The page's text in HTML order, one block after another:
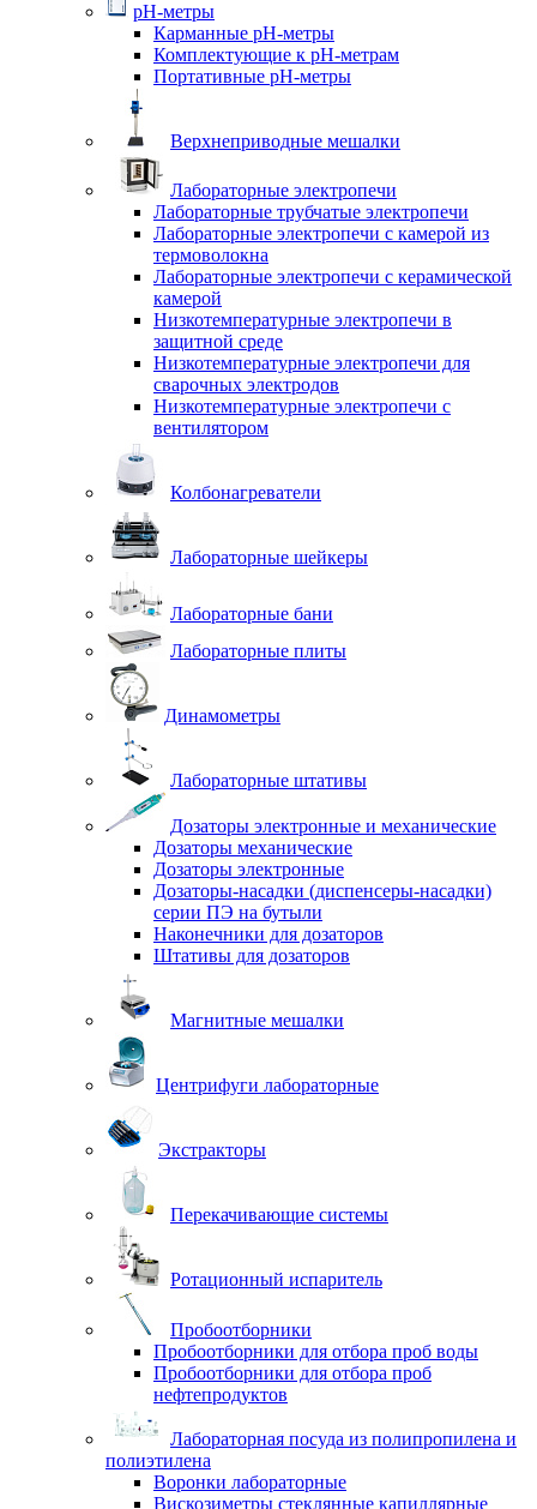
pH-метры
Карманные pH-метры
Комплектующие к pH-метрам
Портативные pH-метры
Верхнеприводные мешалки
Лабораторные электропечи
Лабораторные трубчатые электропечи
Лабораторные электропечи с камерой из
термоволокна
Лабораторные электропечи с керамической
камерой
Низкотемпературные электропечи в
защитной среде
Низкотемпературные электропечи для
cварочных электродов
Низкотемпературные электропечи с
вентилятором
Колбонагреватели
Лабораторные шейкеры
Лабораторные бани
Лабораторные плиты
Динамометры
Лабораторные штативы
Дозаторы электронные и механические
Дозаторы механические
Дозаторы электронные
Дозаторы-насадки (диспенсеры-насадки)
серии ПЭ на бутыли
Наконечники для дозаторов
Штативы для дозаторов
Магнитные мешалки
Центрифуги лабораторные
Экстракторы
Перекачивающие системы
Ротационный испаритель
Пробоотборники
Пробоотборники для отбора проб воды
Пробоотборники для отбора проб
нефтепродуктов
Лабораторная посуда из полипропилена и
полиэтилена
Воронки лабораторные
Вискозиметры стеклянные капиллярные